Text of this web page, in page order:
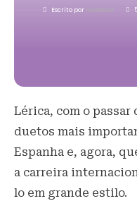
Escrito por
Lérica, com o passar
duetos mais
Espanha e, agora,
a carreira
lo em grande estilo.